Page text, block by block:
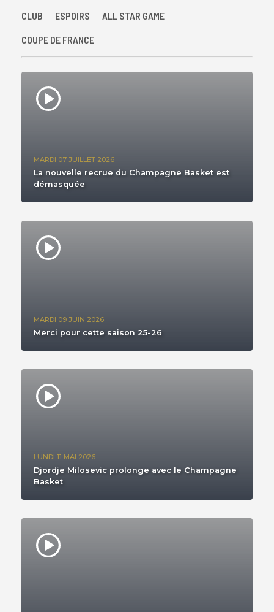
CLUB ESPOIRS ALL STAR GAME
COUPE DE FRANCE
MARDI 07 JUILLET 2026
La nouvelle recrue du Champagne Basket est
démasquée
MARDI 09 JUIN 2026
Merci pour cette saison 25-26
LUNDI 11 MAI 2026
Djordje Milosevic prolonge avec le Champagne
Basket